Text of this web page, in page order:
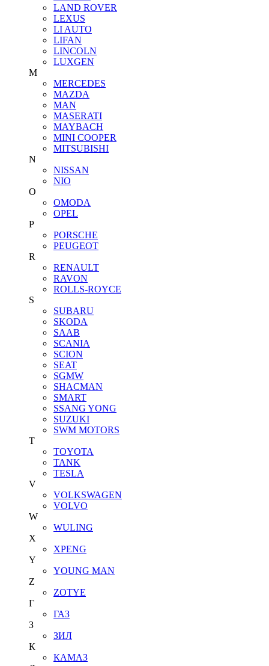
LAND ROVER
LEXUS
LI AUTO
LIFAN
LINCOLN
LUXGEN
M
MERCEDES
MAZDA
MAN
MASERATI
MAYBACH
MINI COOPER
MITSUBISHI
N
NISSAN
NIO
O
OMODA
OPEL
P
PORSCHE
PEUGEOT
R
RENAULT
RAVON
ROLLS-ROYCE
S
SUBARU
SKODA
SAAB
SCANIA
SCION
SEAT
SGMW
SHACMAN
SMART
SSANG YONG
SUZUKI
SWM MOTORS
T
TOYOTA
TANK
TESLA
V
VOLKSWAGEN
VOLVO
W
WULING
X
XPENG
Y
YOUNG MAN
Z
ZOTYE
Г
ГАЗ
З
ЗИЛ
К
КАМАЗ